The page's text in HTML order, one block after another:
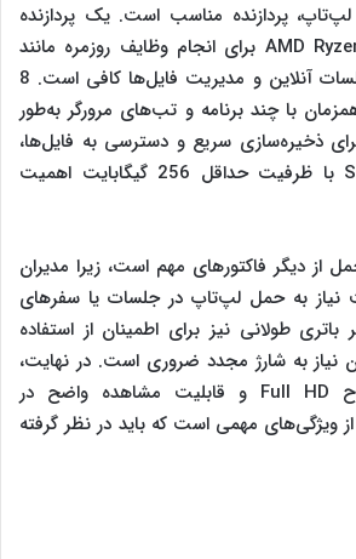
لپ‌تاپ، پردازنده مناسب است. یک پردازنده
Intel Core i5 یا AMD Ryzen 5 برای انجام وظایف روزمره مانند
ایجاد اسناد، برگزاری جلسات آنلاین و مدیریت فایل‌ها کافی است. 8
با چند برنامه و تب‌های مرورگر به‌طور
ذخیره‌سازی سریع و دسترسی به فایل‌ها،
استفاده از حافظه SSD با ظرفیت حداقل 256 گیگابایت اهمیت
دیگر فاکتورهای مهم است، زیرا مدیران
نیاز به حمل لپ‌تاپ در جلسات یا سفرهای
طولانی نیز برای اطمینان از استفاده
نیاز به شارژ مجدد ضروری است. در نهایت،
صفحه‌نمایش با وضوح Full HD و قابلیت مشاهده واضح در
ویژگی‌های مهمی است که باید در نظر گرفته